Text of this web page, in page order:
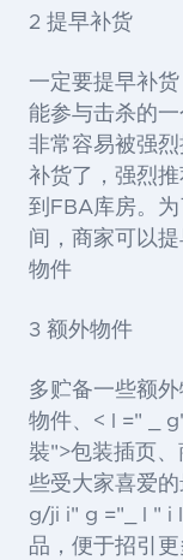
2 提早补货
一定要提早补
能参与击杀的
非常容易被强
补货了，强烈
到FBA库房。
间，商家可以
物件
3 额外物件
多贮备一些额
物件、< l =" _
裝">包装插页、
些受大家喜爱
g/ji i" g ="_ l " i
品，便于招引更